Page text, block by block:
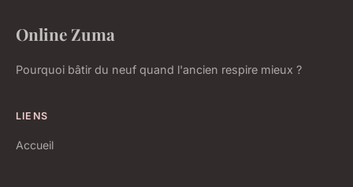
Online Zuma
Pourquoi bâtir du neuf quand l'ancien respire mieux ?
LIENS
Accueil